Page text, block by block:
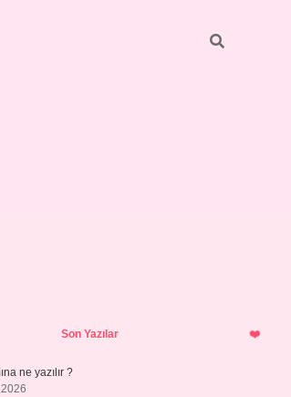
Son Yazılar
ne yazılır ?